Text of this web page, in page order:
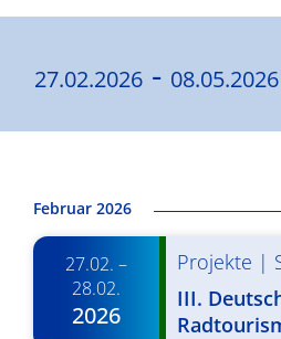
27.02.2026 - 08.05.2026
wählen.
Februar 2026
27.02. –
28.02.
2026
Projekte |
III.